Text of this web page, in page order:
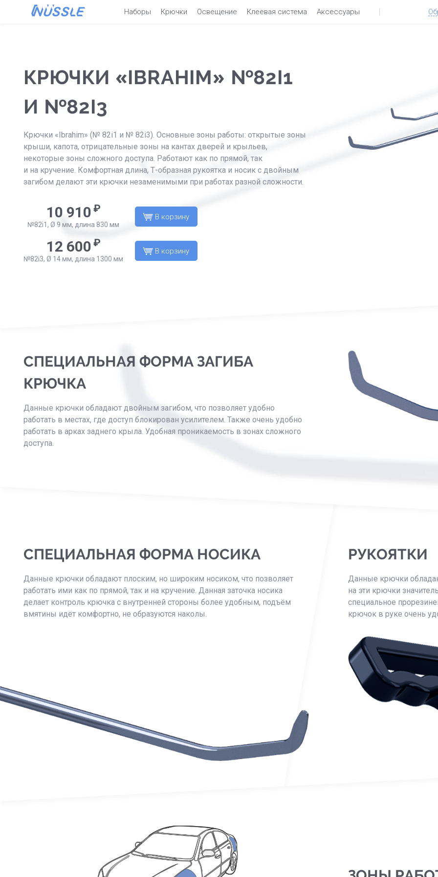
Наборы Крючки Освещение Клеевая система Аксессуары
КРЮЧКИ «IBRAHIM» №82I1
И №82I3
Крючки «Ibrahim» (№ 82i1 и № 82i3). Основные зоны работы: открытые зоны
крыши, капота, отрицательные зоны на кантах дверей и крыльев,
некоторые зоны сложного доступа. Работают как по прямой, так
и на кручение. Комфортная длина, Т-образная рукоятка и носик с двойным
загибом делают эти крючки незаменимыми при работах разной сложности.
10 910 ₽
№82i1, Ø 9 мм, длина 830 мм
В корзину
12 600 ₽
№82i3, Ø 14 мм, длина 1300 мм
В корзину
СПЕЦИАЛЬНАЯ ФОРМА ЗАГИБА
КРЮЧКА
Данные крючки обладают двойным загибом, что позволяет удобно
работать в местах, где доступ блокирован усилителем. Также очень удобно
работать в арках заднего крыла. Удобная проникаемость в зонах сложного
доступа.
СПЕЦИАЛЬНАЯ ФОРМА НОСИКА
Данные крючки обладают плоским, но широким носиком, что позволяет
работать ими как по прямой, так и на кручение. Данная заточка носика
делает контроль крючка с внутренней стороны более удобным, подъём
вмятины идёт комфортно, не образуются наколы.
РУКОЯТКИ
Данные крючки
на эти крючки
специальное
крючок в руке очень